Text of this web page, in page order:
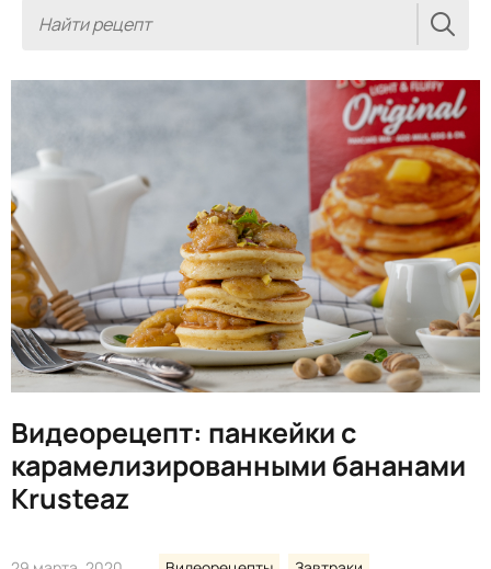
Видеорецепт: панкейки с
карамелизированными бананами
Krusteaz